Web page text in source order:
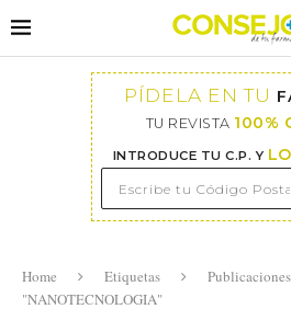
PÍDELA EN TU
TU REVISTA 100%
INTRODUCE TU C.P. Y
Home Etiquetas
"NANOTECNOLOGIA"